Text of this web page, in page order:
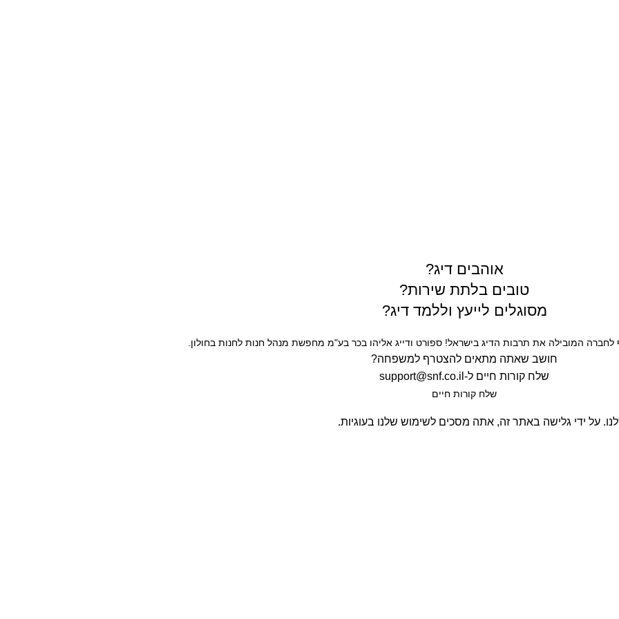
אוהבים דיג?
טובים בלתת שירות?
מסוגלים לייעץ וללמד דיג?
המובילה את תרבות הדיג בישראל! ספורט ודייג אליהו בכר בע"מ מחפשת מנהל חנות לחנות בחולון.
חושב שאתה מתאים להצטרף למשפחה?
שלח קורות חיים ל- support@snf.co.il
שלח קורות חיים​
על ידי גלישה באתר זה, אתה מסכים לשימוש שלנו בעוגיות.